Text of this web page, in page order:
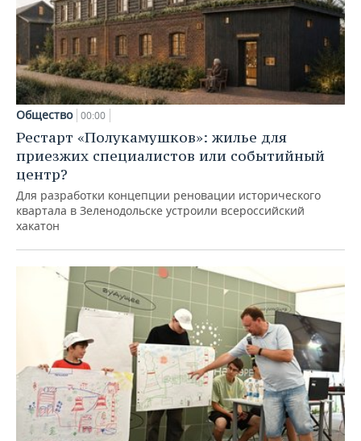
Общество 00:00
Рестарт «Полукамушков»: жилье для
приезжих специалистов или событийный
центр?
Для разработки концепции реновации исторического
квартала в Зеленодольске устроили всероссийский
хакатон